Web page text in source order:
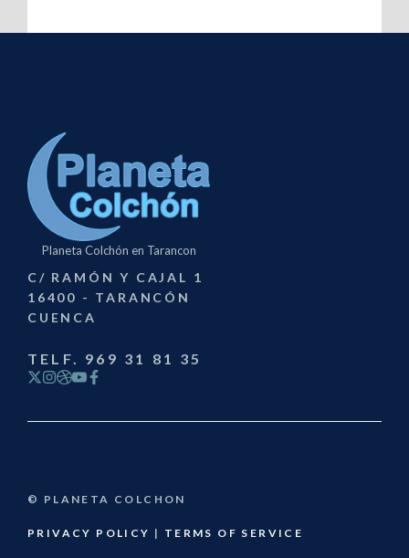
Planeta Colchón en Tarancon
C/ RAMÓN Y CAJAL 1
16400 - TARANCÓN
CUENCA
TELF. 969 31 81 35
© PLANETA COLCHON
PRIVACY POLICY | TERMS OF SERVICE